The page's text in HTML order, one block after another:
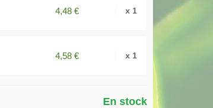
4,48 € x 1
4,58 € x 1
En stock